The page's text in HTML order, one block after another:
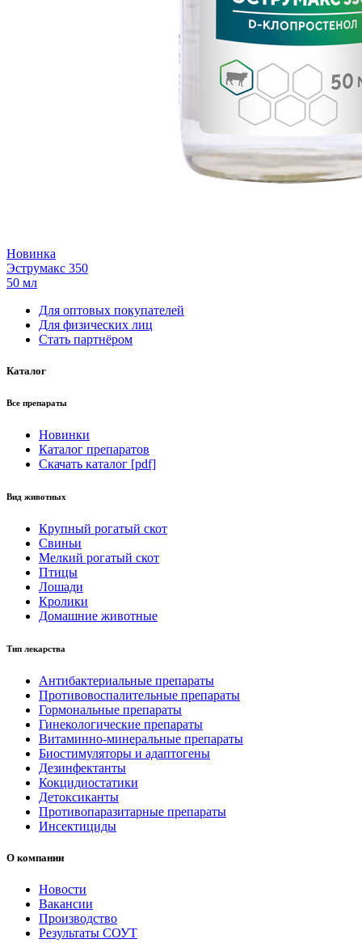
Новинка
Эструмакс 350
50 мл
Для оптовых покупателей
Для физических лиц
Стать партнёром
Каталог
Все препараты
Новинки
Каталог препаратов
Скачать каталог [pdf]
Вид животных
Крупный рогатый скот
Свиньи
Мелкий рогатый скот
Птицы
Лошади
Кролики
Домашние животные
Тип лекарства
Антибактериальные препараты
Противовоспалительные препараты
Гормональные препараты
Гинекологические препараты
Витаминно-минеральные препараты
Биостимуляторы и адаптогены
Дезинфектанты
Кокцидиостатики
Детоксиканты
Противопаразитарные препараты
Инсектициды
О компании
Новости
Вакансии
Производство
Результаты СОУТ